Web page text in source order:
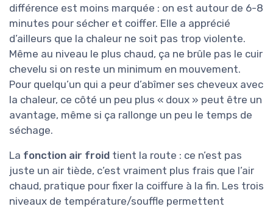
différence est moins marquée : on est autour de 6-8
minutes pour sécher et coiffer. Elle a apprécié
d’ailleurs que la chaleur ne soit pas trop violente.
Même au niveau le plus chaud, ça ne brûle pas le cuir
chevelu si on reste un minimum en mouvement.
Pour quelqu’un qui a peur d’abîmer ses cheveux avec
la chaleur, ce côté un peu plus « doux » peut être un
avantage, même si ça rallonge un peu le temps de
séchage.
La fonction air froid tient la route : ce n’est pas
juste un air tiède, c’est vraiment plus frais que l’air
chaud, pratique pour fixer la coiffure à la fin. Les trois
niveaux de température/souffle permettent